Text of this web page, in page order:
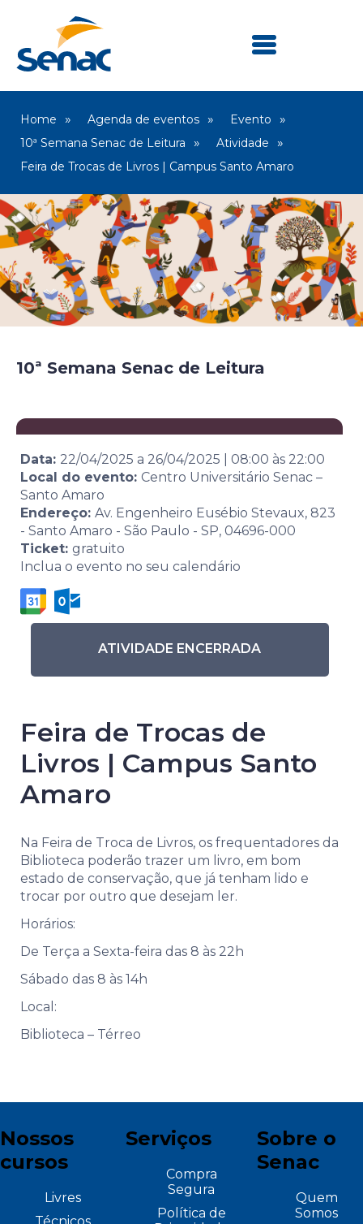
Home Agenda de eventos
Evento
10ª Semana Senac de Leitura
Atividade
Feira de Trocas de Livros | Campus Santo Amaro
10ª Semana Senac de Leitura
Data: 22/04/2025 a 26/04/2025 08:00 às 22:00
Local do evento: Centro Universitário Senac –
Santo Amaro
Endereço: Av. Engenheiro Eusébio Stevaux, 823
- Santo Amaro - São Paulo - SP, 04696-000
Ticket: gratuito
Inclua o evento no seu calendário
ATIVIDADE ENCERRADA
Feira de Trocas de
Livros | Campus Santo
Amaro
Na Feira de Troca de Livros, os frequentadores da
Biblioteca poderão trazer um livro, em bom
estado de conservação, que já tenham lido e
trocar por outro que desejam ler.
Horários:
De Terça a Sexta-feira das 8 às 22h
Sábado das 8 às 14h
Local:
Biblioteca – Térreo
Nossos
cursos
Livres
Técnicos
Serviços
Compra
Segura
Política de
Sobre o
Senac
Quem
Somos